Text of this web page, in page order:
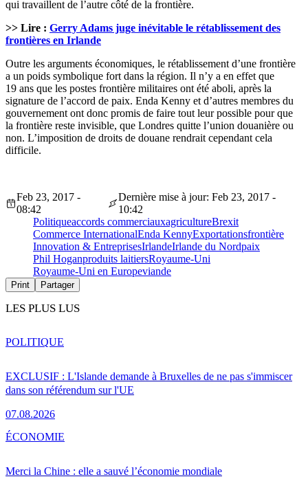
qui travaillent de l’autre côté de la frontière.
>> Lire : Gerry Adams juge inévitable le rétablissement des
frontières en Irlande
Outre les arguments économiques, le rétablissement d’une frontière
a un poids symbolique fort dans la région. Il n’y a en effet que
19 ans que les postes frontière militaires ont été aboli, après la
signature de l’accord de paix. Enda Kenny et d’autres membres du
gouvernement ont donc promis de faire tout leur possible pour que
la frontière reste invisible, que Londres quitte l’union douanière ou
non. L’imposition de droits de douane rendrait cependant cela
difficile.
Feb 23, 2017 -
08:42
Dernière mise à jour: Feb 23, 2017 -
10:42
Politiqueaccords commerciauxagricultureBrexit
Commerce InternationalEnda KennyExportationsfrontière
Innovation & EntreprisesIrlandeIrlande du Nordpaix
Phil Hoganproduits laitiersRoyaume-Uni
Royaume-Uni en Europeviande
Print Partager
LES PLUS LUS
EXCLUSIF : L'Islande demande à Bruxelles de ne pas s'immiscer
dans son référendum sur l'UE
07.08.2026
POLITIQUE
Merci la Chine : elle a sauvé l’économie mondiale
ÉCONOMIE